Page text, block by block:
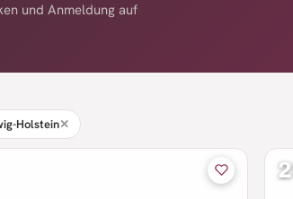
und Anmeldung auf
Holstein✕